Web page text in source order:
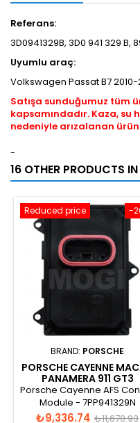
Referans:
3D0941329B, 3D0 941 329 B,
Uyumlu araç:
Volkswagen Passat B7 2010-
Satışa sunduğumuz tüm
kapsamındadır. Kaza, su
nedeniyle arızalanan
-
16 OTHER PRODUCTS
-
Reduced price
BRAND: PORSCHE
PORSCHE CAYENNE
PANAMERA 911 GT3
ADAPTIVE HEADLIGHT
CONTROL UNIT -
7PP941329N
Porsche Cayenne AFS
Module - 7PP941329N
- 7PP941329R
Price
₺9,336.74 Regular
₺11,670.93